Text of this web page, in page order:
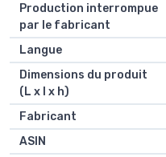
Production interrompue
par le fabricant
Langue
Dimensions du produit
(L x l x h)
Fabricant
ASIN